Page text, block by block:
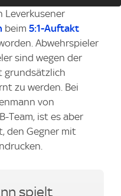
Leverkusener
beim 5:1-Auftakt
Abwehrspieler
sind wegen der
grundsätzlich
zu werden. Bei
von
Team, ist es aber
den Gegner mit
spielt